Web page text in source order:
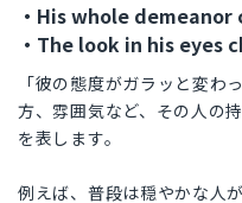
・His whole demeanor
・The look in his eyes
「彼の態度がガラッと変わ
方、雰囲気など、その人の
を表します。
例えば、普段は穏やかな人